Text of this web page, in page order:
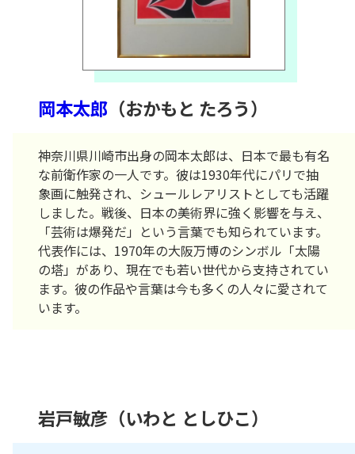
岡本太郎 （おかもと たろう）
神奈川県川崎市出身の岡本太郎は、日本で最も有名
な前衛作家の一人です。彼は1930年代にパリで抽
象画に触発され、シュールレアリストとしても活躍
しました。戦後、日本の美術界に強く影響を与え、
「芸術は爆発だ」という言葉でも知られています。
代表作には、1970年の大阪万博のシンボル「太陽
の塔」があり、現在でも若い世代から支持されてい
ます。彼の作品や言葉は今も多くの人々に愛されて
います。
岩戸敏彦（いわと としひこ）